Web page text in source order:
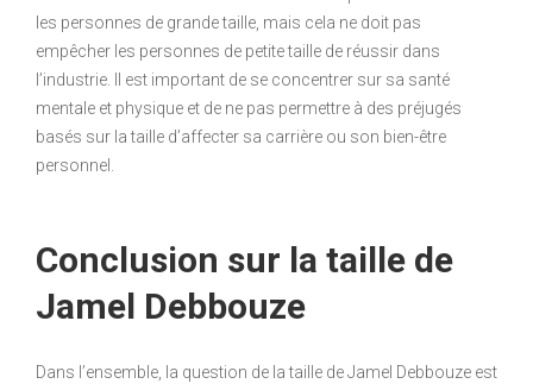
les personnes de grande taille, mais cela ne doit pas
empêcher les personnes de petite taille de réussir dans
l’industrie. Il est important de se concentrer sur sa santé
mentale et physique et de ne pas permettre à des préjugés
basés sur la taille d’affecter sa carrière ou son bien-être
personnel.
Conclusion sur la taille de
Jamel Debbouze
Dans l’ensemble, la question de la taille de Jamel Debbouze est